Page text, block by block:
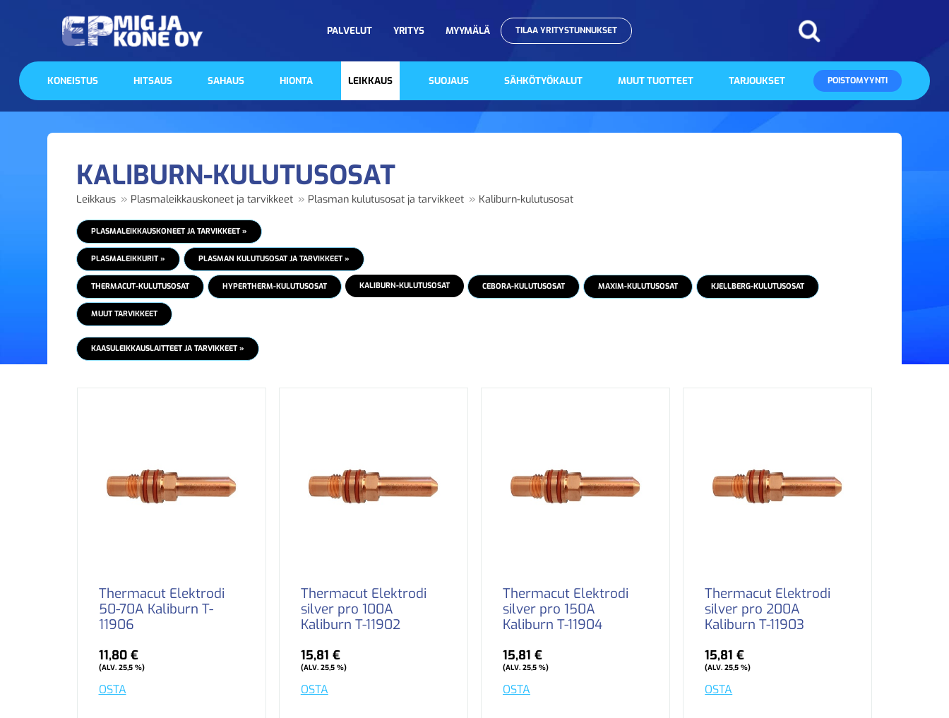
PALVELUT YRITYS MYYMÄLÄ TILAA YRITYSTUNNUKSET
KONEISTUS HITSAUS SAHAUS HIONTA LEIKKAUS SUOJAUS SÄHKÖTYÖKALUT MUUT TUOTTEET TARJOUKSET POISTOMYYNTI
KALIBURN-KULUTUSOSAT
Leikkaus » Plasmaleikkauskoneet ja tarvikkeet » Plasman kulutusosat ja tarvikkeet » Kaliburn-kulutusosat
PLASMALEIKKAUSKONEET JA TARVIKKEET »
PLASMALEIKKURIT » PLASMAN KULUTUSOSAT JA TARVIKKEET »
THERMACUT-KULUTUSOSAT HYPERTHERM-KULUTUSOSAT KALIBURN-KULUTUSOSAT CEBORA-KULUTUSOSAT MAXIM-KULUTUSOSAT KJELLBERG-KULUTUSOSAT
MUUT TARVIKKEET
KAASULEIKKAUSLAITTEET JA TARVIKKEET »
Thermacut Elektrodi
50-70A Kaliburn T-
11906
11,80 €
(ALV. 25,5 %)
OSTA
Thermacut Elektrodi
silver pro 100A
Kaliburn T-11902
15,81 €
(ALV. 25,5 %)
OSTA
Thermacut Elektrodi
silver pro 150A
Kaliburn T-11904
15,81 €
(ALV. 25,5 %)
OSTA
Thermacut Elektrodi
silver pro 200A
Kaliburn T-11903
15,81 €
(ALV. 25,5 %)
OSTA